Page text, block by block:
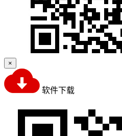
×
软件下载